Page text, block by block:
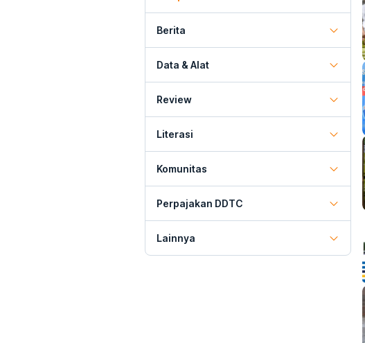
Berita
Data & Alat
Review
Literasi
Komunitas
Perpajakan DDTC
Lainnya